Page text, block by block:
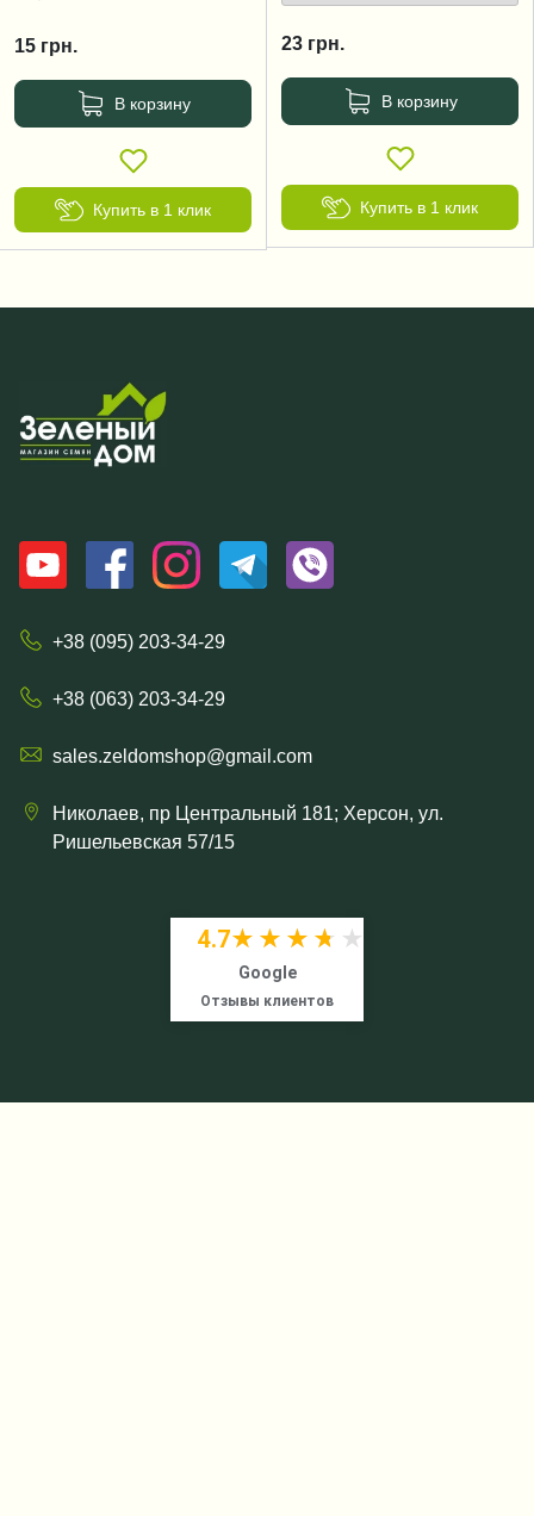
15 грн.
В корзину
Купить в 1 клик
23 грн.
В корзину
Купить в 1 клик
+38 (095) 203-34-29
+38 (063) 203-34-29
sales.zeldomshop@gmail.com
Николаев, пр Центральный 181; Херсон, ул.
Ришельевская 57/15
4.7★★★★★
★★★★★
Google
Отзывы клиентов